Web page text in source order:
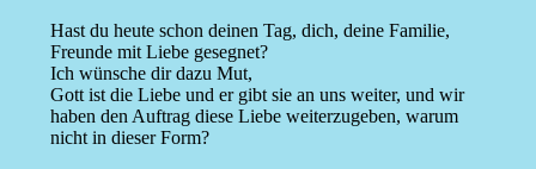
Hast du heute schon deinen Tag, dich, deine Familie,
Freunde mit Liebe gesegnet?
Ich wünsche dir dazu Mut,
Gott ist die Liebe und er gibt sie an uns weiter, und wir
haben den Auftrag diese Liebe weiterzugeben, warum
nicht in dieser Form?